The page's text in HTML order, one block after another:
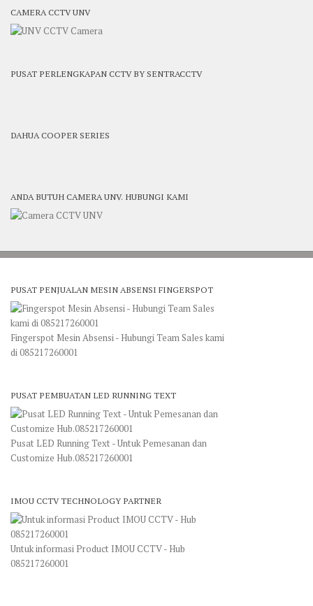
CAMERA CCTV UNV
PUSAT PERLENGKAPAN CCTV BY SENTRACCTV
DAHUA COOPER SERIES
ANDA BUTUH CAMERA UNV. HUBUNGI KAMI
PUSAT PENJUALAN MESIN ABSENSI FINGERSPOT
Fingerspot Mesin Absensi - Hubungi Team Sales kami
di 085217260001
PUSAT PEMBUATAN LED RUNNING TEXT
Pusat LED Running Text - Untuk Pemesanan dan
Customize Hub.085217260001
IMOU CCTV TECHNOLOGY PARTNER
Untuk informasi Product IMOU CCTV - Hub
085217260001